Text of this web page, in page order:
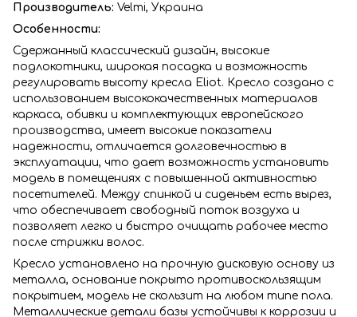
Производитель: Velmi, Украина
Особенности:
Сдержанный классический дизайн, высокие
подлокотники, широкая посадка и возможность
регулировать высоту кресла Eliot. Кресло создано с
использованием высококачественных материалов
каркаса, обивки и комплектующих европейского
производства, имеет высокие показатели
надежности, отличается долговечностью в
эксплуатации, что дает возможность установить
модель в помещениях с повышенной активностью
посетителей. Между спинкой и сиденьем есть вырез,
что обеспечивает свободный поток воздуха и
позволяет легко и быстро очищать рабочее место
после стрижки волос.
Кресло установлено на прочную дисковую основу из
металла, основание покрыто противоскользящим
покрытием, модель не скользит на любом типе пола.
Металлические детали базы устойчивы к коррозии и